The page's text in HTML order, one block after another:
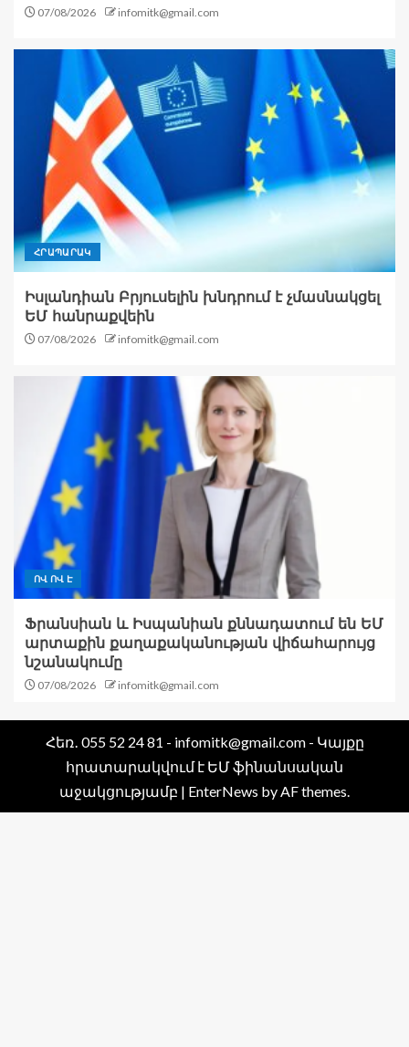
07/08/2026 infomitk@gmail.com
ՀՐԱՊԱՐԱԿ
Իսլանդիան Բրյուսելին խնդրում է չմասնակցել
ԵՄ հանրաքվեին
07/08/2026 infomitk@gmail.com
ՈՎ ՈՎ Է
Ֆրանսիան և Իսպանիան քննադատում են ԵՄ
արտաքին քաղաքականության վիճահարույց
նշանակումը
07/08/2026 infomitk@gmail.com
Հեռ․ 055 52 24 81 - infomitk@gmail.com - Կայքը
հրատարակվում է ԵՄ ֆինանսական
աջակցությամբ | EnterNews by AF themes.